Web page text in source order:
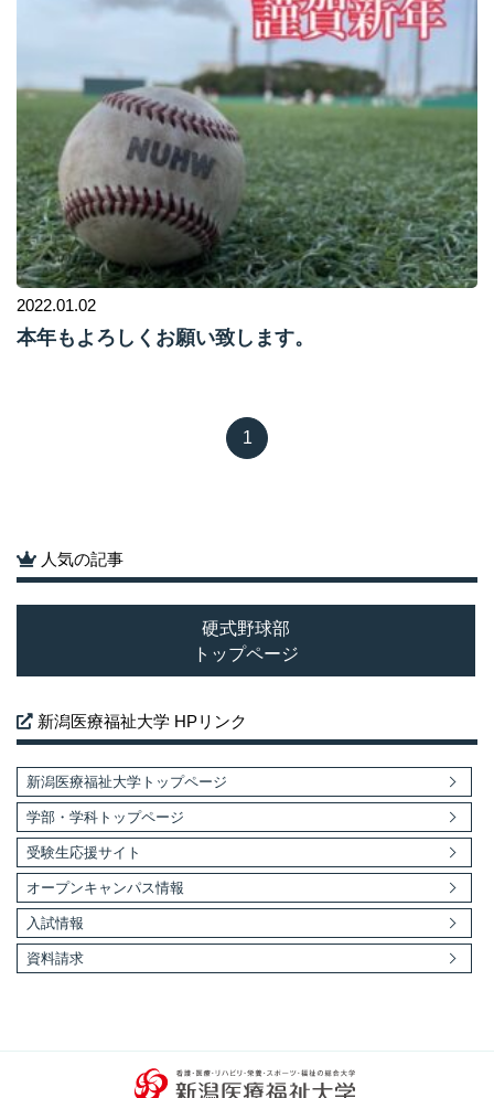
2022.01.02
本年もよろしくお願い致します。
1
人気の記事
硬式野球部
トップページ
新潟医療福祉大学 HPリンク
新潟医療福祉大学トップページ
学部・学科トップページ
受験生応援サイト
オープンキャンパス情報
入試情報
資料請求